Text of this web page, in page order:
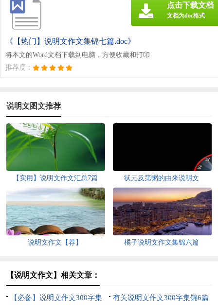
《【热门】说明文作文集锦七篇.doc》
将本文的Word文档下载到电脑，方便收藏和打印
推荐度：
点击下载文档
文档为doc格式
说明文图文推荐
【实用】说明文作文汇总7篇 状元及第粥的由来说明文
说明文作文【荐】 橘子说明文作文集锦六篇
【说明文作文】相关文章：
【必备】说明文作文300字集 有关说明文作文300字集锦6篇